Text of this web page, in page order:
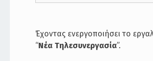
Έχοντας ενεργοποιήσει το
“Νέα Τηλεσυνεργασία”.